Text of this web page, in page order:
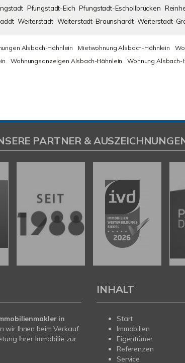
Pfungstadt-Eich Pfungstadt-Eschollbrücken
Weiterstadt Weiterstadt-Braunshardt Weiterstadt-
Alsbach-Hähnlein Mietwohnung Alsbach-Hähnlein
Wohnungsanzeigen Alsbach-Hähnlein Wohnung Alsbach-
PARTNER &
in
wir Ihnen beim Verkauf
Ihrer Immobilie zur
INHALT
Start
Immobilien
Eigentümer
Referenzen
Service